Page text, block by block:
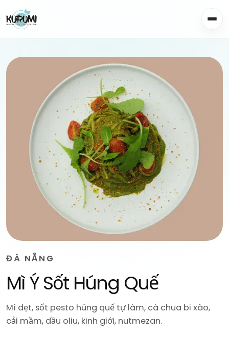
ĐÀ NẴNG
Mì Ý Sốt Húng Quế
Mì dẹt, sốt pesto húng quế tự làm, cà chua bi xào,
cải mầm, dầu oliu, kinh giới, nutmezan.